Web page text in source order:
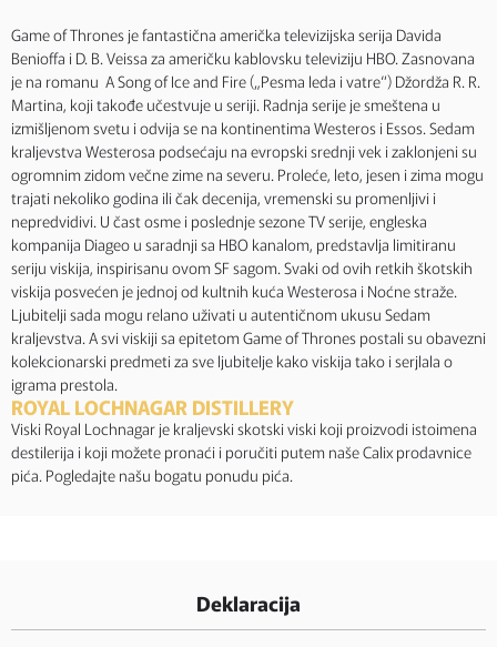
Game of Thrones je fantastična američka televizijska serija Davida
Benioffa i D. B. Veissa za američku kablovsku televiziju HBO. Zasnovana
je na romanu A Song of Ice and Fire („Pesma leda i vatre“) Džordža R. R.
Martina, koji takođe učestvuje u seriji. Radnja serije je smeštena u
izmišljenom svetu i odvija se na kontinentima Westeros i Essos. Sedam
kraljevstva Westerosa podsećaju na evropski srednji vek i zaklonjeni su
ogromnim zidom večne zime na severu. Proleće, leto, jesen i zima mogu
trajati nekoliko godina ili čak decenija, vremenski su promenljivi i
nepredvidivi. U čast osme i poslednje sezone TV serije, engleska
kompanija Diageo u saradnji sa HBO kanalom, predstavlja limitiranu
seriju viskija, inspirisanu ovom SF sagom. Svaki od ovih retkih škotskih
viskija posvećen je jednoj od kultnih kuća Westerosa i Noćne straže.
Ljubitelji sada mogu relano uživati u autentičnom ukusu Sedam
kraljevstva. A svi viskiji sa epitetom Game of Thrones postali su obavezni
kolekcionarski predmeti za sve ljubitelje kako viskija tako i serjlala o
igrama prestola.
ROYAL LOCHNAGAR DISTILLERY
Viski Royal Lochnagar je kraljevski skotski viski koji proizvodi istoimena
destilerija i koji možete pronaći i poručiti putem naše Calix prodavnice
pića. Pogledajte našu bogatu ponudu pića.
Deklaracija